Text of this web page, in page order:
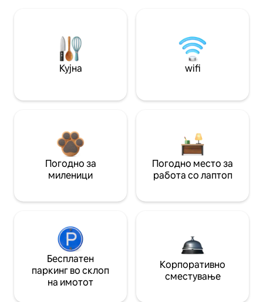
Кујна wifi
Погодно за
миленици
Погодно место за
работа со лаптоп
Бесплатен
паркинг во склоп
на имотот
Корпоративно
сместување